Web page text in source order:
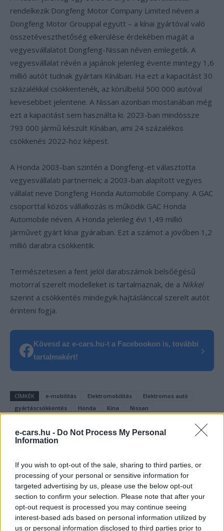
e-cars.hu - Do Not Process My Personal
Information
If you wish to opt-out of the sale, sharing to third parties, or
processing of your personal or sensitive information for
targeted advertising by us, please use the below opt-out
section to confirm your selection. Please note that after your
opt-out request is processed you may continue seeing
interest-based ads based on personal information utilized by
us or personal information disclosed to third parties prior to
rendelkezik Dongfeng Motor Company Limited néven a
Dongfeng Motor Grouppal együtt – a kínai gyártóval való
összetéveszthetőség elkerülése érdekében magát a
vegyesvállalatot Dongfeng-Nissan néven emlegetik. A
vegyesvállalat révén a japánok jelenleg évente mintegy 1,6
millió autót tudnak gyártani Kínában. Ha ezt a kapacitást 30
százalékkal csökkentenék, az körülbelül 500 000 autóval
kevesebbet jelentene. A Nissan azonban mostanában még
ezt a kapacitást sem használta ki. 2023-ban mindössze
793 000 jármű készült Kínában, ami 24 százalékos
csökkenés 2022-höz képest.
A Honda 2003-ban szintén a Dongfeng-et választotta
vegyesvállalati partnernek; a 2003-ban alapított vegyes
vállalat neve Dongfeng Honda Automobile Company. A GAC
csoporttal közös vállalkozás is működik GAC Honda
Automobile néven. A Honda jelenleg évi 1,49 millió
járművet gyárt kínai gyáraiban. Ezt a számot a jövőben 1,2
millió darabra csökkentik.
Természetesen a fent jelöl darabszámok belsőégésű
motorral szerelt modelleket is tartalmaznak, de a Nikkei
szerint a csökkentés mindegyik hajtáslánccal szerelt autót
érinteni fogja.
Kövesd az e-cars.hu-t a Facebookon is, további
tartalmakért!
›
CÍMKÉK e-mobilitás Elektromobilitás
Elektromos autó
gyártáscsökkentés
Honda Kína Nissan